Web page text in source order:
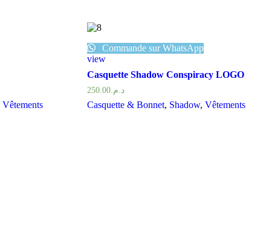
Vêtements
Commande sur WhatsApp
view
Casquette Shadow Conspiracy LOGO
د.م.250.00
Casquette & Bonnet, Shadow, Vêtements